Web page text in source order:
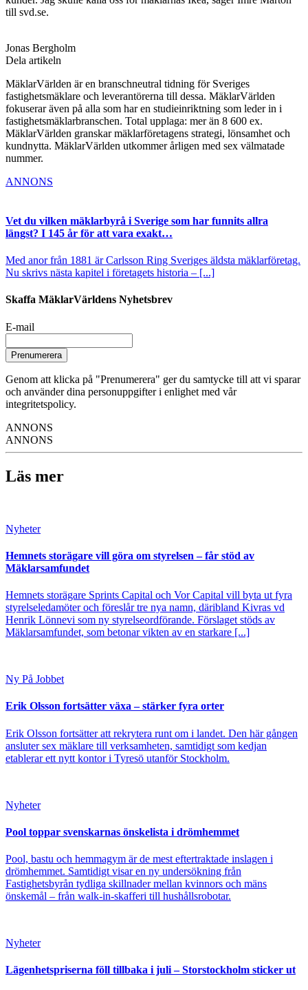
till svd.se.
Jonas Bergholm
Dela artikeln
MäklarVärlden är en branschneutral tidning för Sveriges
fastighetsmäklare och leverantörerna till dessa. MäklarVärlden
fokuserar även på alla som har en studieinriktning som leder in i
fastighetsmäklarbranschen. Total upplaga: mer än 8 600 ex.
MäklarVärlden granskar mäklarföretagens strategi, lönsamhet och
kundnytta. MäklarVärlden utkommer årligen med sex välmatade
nummer.
ANNONS
Vet du vilken mäklarbyrå i Sverige som har funnits allra
längst? I 145 år för att vara exakt…
Med anor från 1881 är Carlsson Ring Sveriges äldsta mäklarföretag.
Nu skrivs nästa kapitel i företagets historia – [...]
Skaffa MäklarVärldens Nyhetsbrev
E-mail
Prenumerera
Genom att klicka på "Prenumerera" ger du samtycke till att vi sparar
och använder dina personuppgifter i enlighet med vår
integritetspolicy.
ANNONS
ANNONS
Läs mer
Nyheter
Hemnets storägare vill göra om styrelsen – får stöd av
Mäklarsamfundet
Hemnets storägare Sprints Capital och Vor Capital vill byta ut fyra
styrelseledamöter och föreslår tre nya namn, däribland Kivras vd
Henrik Lönnevi som ny styrelseordförande. Förslaget stöds av
Mäklarsamfundet, som betonar vikten av en starkare [...]
Ny På Jobbet
Erik Olsson fortsätter växa – stärker fyra orter
Erik Olsson fortsätter att rekrytera runt om i landet. Den här gången
ansluter sex mäklare till verksamheten, samtidigt som kedjan
etablerar ett nytt kontor i Tyresö utanför Stockholm.
Nyheter
Pool toppar svenskarnas önskelista i drömhemmet
Pool, bastu och hemmagym är de mest eftertraktade inslagen i
drömhemmet. Samtidigt visar en ny undersökning från
Fastighetsbyrån tydliga skillnader mellan kvinnors och mäns
önskemål – från walk-in-skafferi till hushållsrobotar.
Nyheter
Lägenhetspriserna föll tillbaka i juli – Storstockholm sticker ut